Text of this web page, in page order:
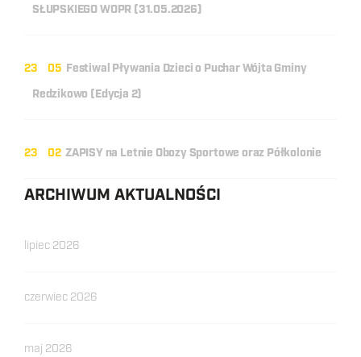
SŁUPSKIEGO WOPR (31.05.2026)
23 05 Festiwal Pływania Dzieci o Puchar Wójta Gminy
Redzikowo (Edycja 2)
23 02 ZAPISY na Letnie Obozy Sportowe oraz Półkolonie
ARCHIWUM AKTUALNOŚCI
lipiec 2026
czerwiec 2026
maj 2026